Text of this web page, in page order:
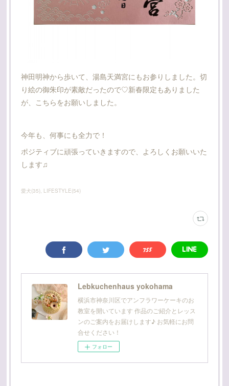
神田明神から歩いて、湯島天満宮にもお参りしました。切
り絵の御朱印が素敵だったので♡新春限定もありました
が、こちらをお願いしました。
今年も、何事にも全力で！
ポジティブに頑張っていきますので、よろしくお願いいた
します♫
愛犬(35) LIFESTYLE(54)
Lebkuchenhaus yokohama
横浜市神奈川区でアンフラワーケーキのお
教室を開いています 作品のご紹介とレッス
ンのご案内をお届けします♪ お気軽にお問
合せください！
フォロー